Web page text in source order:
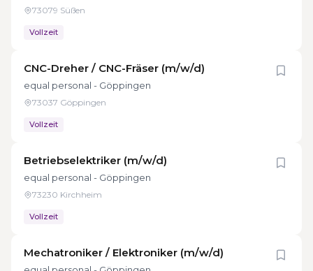
73079 Süßen
Vollzeit
CNC-Dreher / CNC-Fräser (m/w/d)
equal personal - Göppingen
73037 Göppingen
Vollzeit
Betriebselektriker (m/w/d)
equal personal - Göppingen
73230 Kirchheim
Vollzeit
Mechatroniker / Elektroniker (m/w/d)